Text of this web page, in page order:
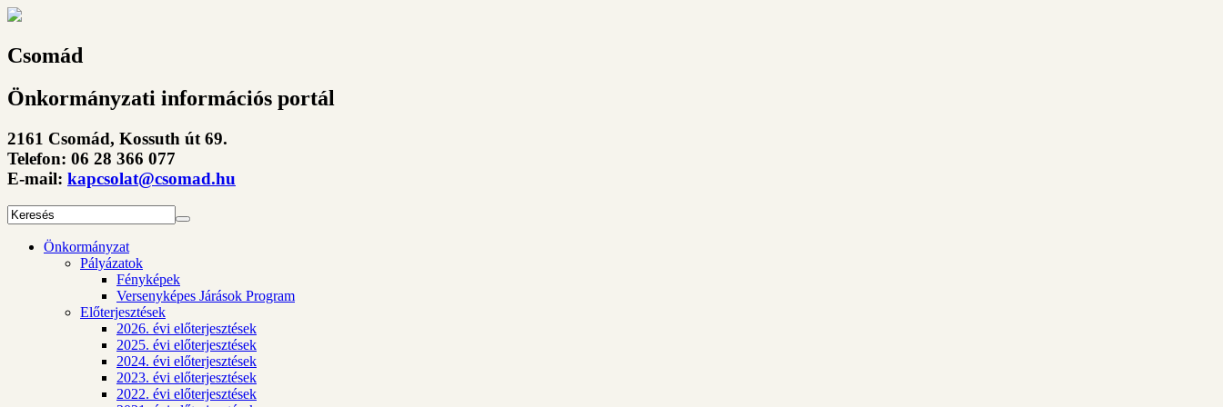
Csomád
Önkormányzati információs portál
2161 Csomád, Kossuth út 69.
Telefon: 06 28 366 077
E-mail: kapcsolat@csomad.hu
Önkormányzat
Pályázatok
Fényképek
Versenyképes Járások Program
Előterjesztések
2026. évi előterjesztések
2025. évi előterjesztések
2024. évi előterjesztések
2023. évi előterjesztések
2022. évi előterjesztések